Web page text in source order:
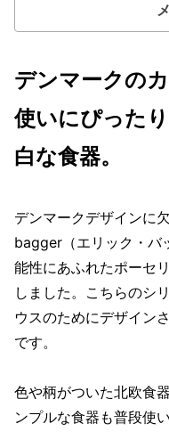
デンマークの
使いにぴった
白な食器。
デンマークデザインに
bagger（エリック・バ
能性にあふれたポーセ
しました。こちらのシ
ウスのためにデザイン
です。
色や柄がついた北欧食
ンプルな食器も普段使